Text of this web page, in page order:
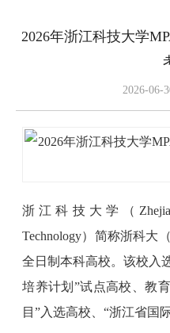
2026年浙江科技大学
2026-06-
浙江科技大学（
Technology）简称浙科大
全日制本科高校。该校入
培养计划”试点高校、教
目”入选高校、“浙江省国